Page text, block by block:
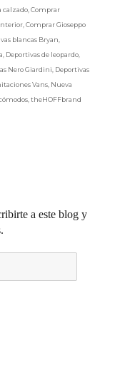
calzado ,Comprar
,Comprar Gioseppo
blancas Bryan
Deportivas de leopardo
Nero Giardini Deportivas
Vans Nueva
,theHOFFbrand
a este blog y